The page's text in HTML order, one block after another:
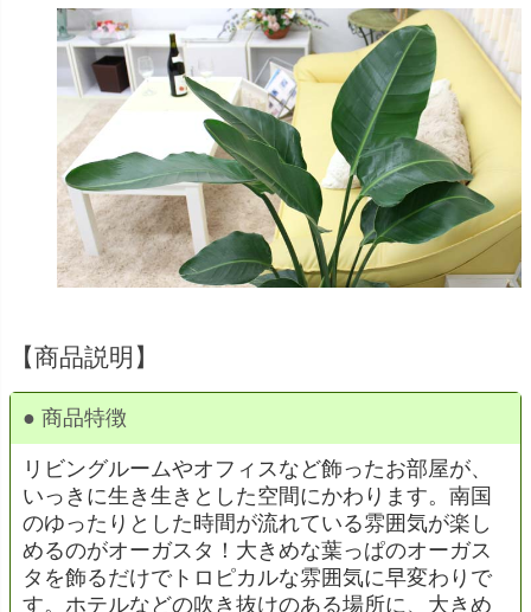
【商品説明】
● 商品特徴
リビングルームやオフィスなど飾ったお部屋が、
いっきに生き生きとした空間にかわります。南国
のゆったりとした時間が流れている雰囲気が楽し
めるのがオーガスタ！大きめな葉っぱのオーガス
タを飾るだけでトロピカルな雰囲気に早変わりで
す。ホテルなどの吹き抜けのある場所に、大きめ